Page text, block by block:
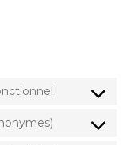
Consent
Consent